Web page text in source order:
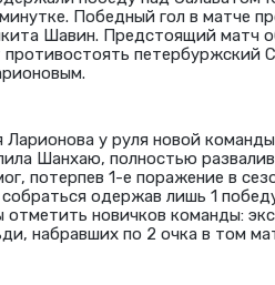
Победный гол в матче
Шавин. Предстоящий матч
петербуржский
у руля новой
Шанхаю, полностью
потерпев 1-е поражение в
одержав лишь 1
новичков команды:
набравших по 2 очка в том